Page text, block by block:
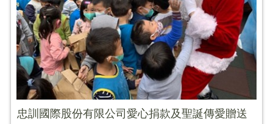
忠訓國際股份有限公司愛心捐款及聖誕傳愛贈送